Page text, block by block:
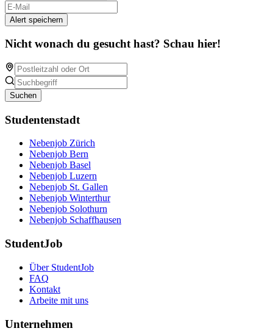
Alert speichern
Nicht wonach du gesucht hast? Schau hier!
Suchen
Studentenstadt
Nebenjob Zürich
Nebenjob Bern
Nebenjob Basel
Nebenjob Luzern
Nebenjob St. Gallen
Nebenjob Winterthur
Nebenjob Solothurn
Nebenjob Schaffhausen
StudentJob
Über StudentJob
FAQ
Kontakt
Arbeite mit uns
Unternehmen